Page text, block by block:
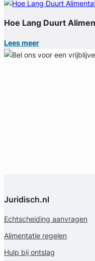
Hoe Lang Duurt
Lees meer
Juridisch.nl
Echtscheiding aanvragen
Alimentatie regelen
Hulp bij ontslag